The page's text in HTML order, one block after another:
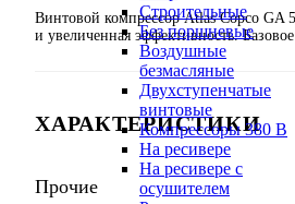
Cтроительные
Без поршневые
Воздушные
безмасляные
Двухступенчатые
винтовые
Компрессоры 380 В
На ресивере
На ресивере с
осушителем
Винтовой компрессор Atlas Copco GA
и увеличенная эффективность.
ХАРАКТЕРИСТИКИ
Прочие